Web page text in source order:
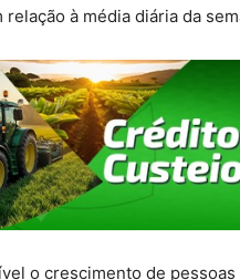
relação à média diária da
o crescimento de